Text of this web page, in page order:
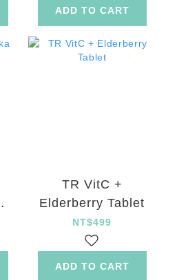
ADD TO CART
TR VitC +
Elderberry Tablet
NT$499
ADD TO CART